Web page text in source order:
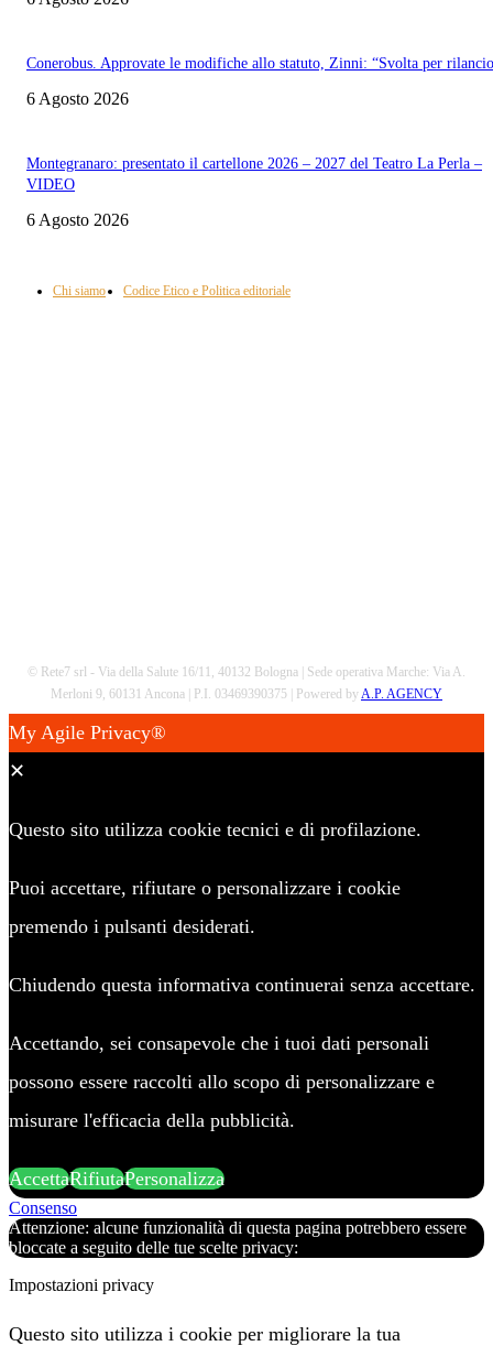
Conerobus. Approvate le modifiche allo statuto, Zinni: “Svolta per
6 Agosto 2026
Montegranaro: presentato il cartellone 2026 – 2027 del Teatro La Perla –
VIDEO
6 Agosto 2026
Chi siamo Codice Etico e Politica editoriale
© Rete7 srl - Via della Salute 16/11, 40132 Bologna | Sede operativa Marche: Via A.
Merloni 9, 60131 Ancona | P.I. 03469390375 | Powered by A.P. AGENCY
My Agile Privacy®
✕
Questo sito utilizza cookie tecnici e di profilazione.
Puoi accettare, rifiutare o personalizzare i cookie
premendo i pulsanti desiderati.
Chiudendo questa informativa continuerai senza accettare.
Accettando, sei consapevole che i tuoi dati personali
possono essere raccolti allo scopo di personalizzare e
misurare l'efficacia della pubblicità.
AccettaRifiutaPersonalizza
Consenso
Attenzione: alcune funzionalità di questa pagina potrebbero essere
bloccate a seguito delle tue scelte privacy:
Impostazioni privacy
Questo sito utilizza i cookie per migliorare la tua